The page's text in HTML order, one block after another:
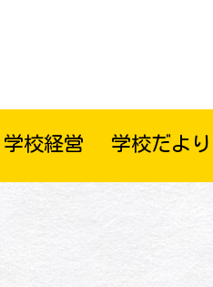
学校経営 学校だより